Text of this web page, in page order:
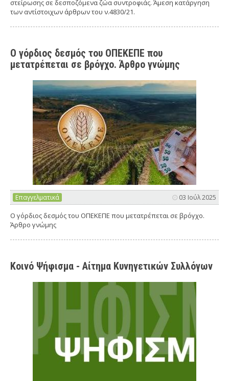
στείρωσης σε δεσποζόμενα ζώα συντροφιάς. Άμεση κατάργηση
των αντίστοιχων άρθρων του ν.4830/21.
Ο γόρδιος δεσμός του ΟΠΕΚΕΠΕ που
μετατρέπεται σε βρόγχο. Άρθρο γνώμης
Επαγγελματικά 03 Ιούλ 2025
Ο γόρδιος δεσμός του ΟΠΕΚΕΠΕ που μετατρέπεται σε βρόγχο.
Άρθρο γνώμης
Κοινό Ψήφισμα - Αίτημα Κυνηγετικών Συλλόγων